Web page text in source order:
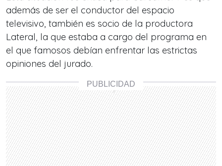
además de ser el conductor del espacio
televisivo, también es socio de la productora
Lateral, la que estaba a cargo del programa en
el que famosos debían enfrentar las estrictas
opiniones del jurado.